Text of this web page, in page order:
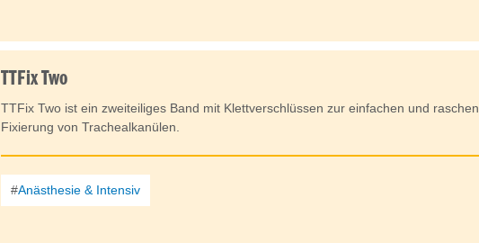
TTFix Two
TTFix Two ist ein zweiteiliges Band mit Klettverschlüssen zur einfachen und raschen
Fixierung von Trachealkanülen.
Anästhesie & Intensiv